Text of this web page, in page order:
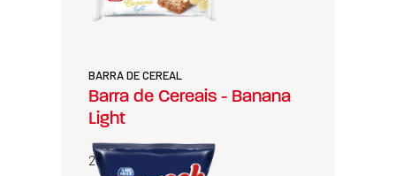
BARRA DE CEREAL
Barra de Cereais - Banana
Light
25g e 600g